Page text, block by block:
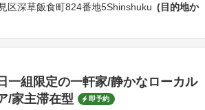
区深草飯食町824番地5Shinshuku
目的地か
一組限定の一軒家/静かなローカル
/家主滞在型
即予約